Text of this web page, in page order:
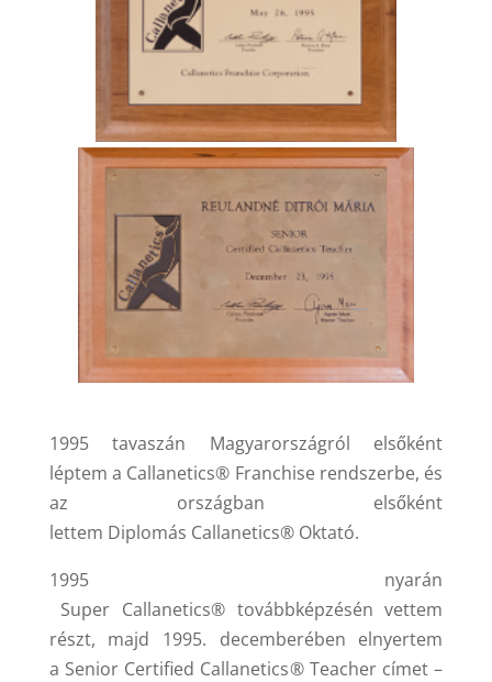
1995 tavaszán Magyarországról elsőként
léptem a Callanetics® Franchise rendszerbe, és
az országban elsőként
lettem Diplomás Callanetics®Oktató.
1995 nyarán
Super Callanetics® továbbképzésén vettem
részt, majd 1995. decemberében elnyertem
a Senior Certified Callanetics®Teacher címet –